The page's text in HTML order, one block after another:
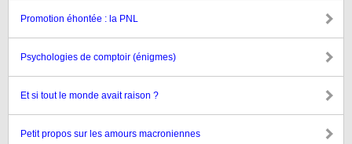
Promotion éhontée : la PNL
Psychologies de comptoir (énigmes)
Et si tout le monde avait raison ?
Petit propos sur les amours macroniennes